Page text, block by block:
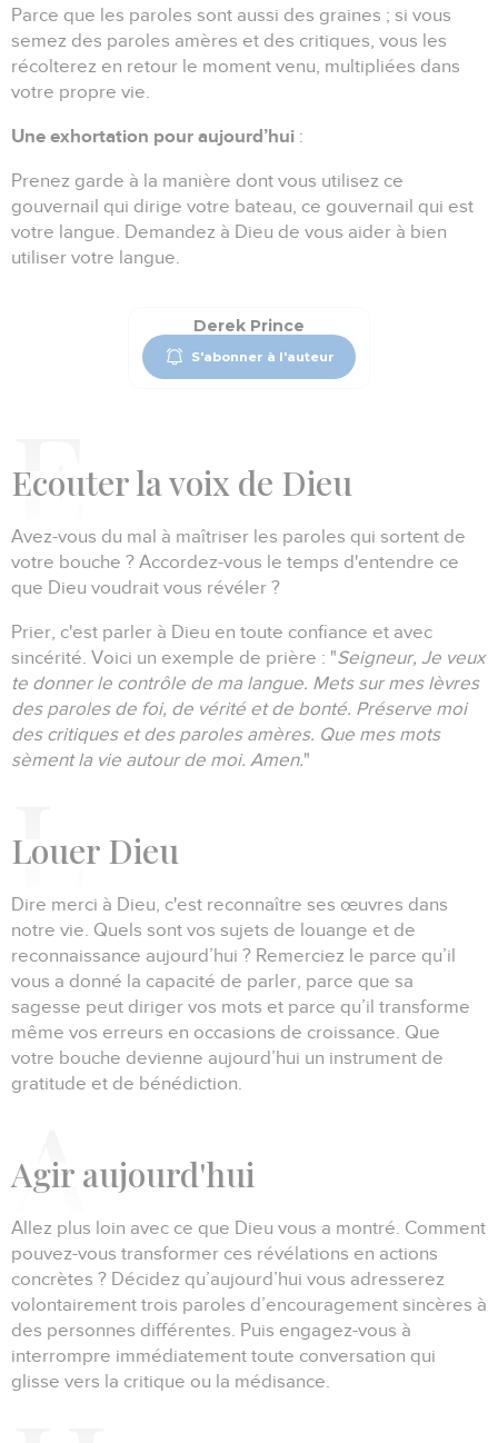
Parce que les paroles sont aussi des graines ; si vous
semez des paroles amères et des critiques, vous les
récolterez en retour le moment venu, multipliées dans
votre propre vie.
Une exhortation pour aujourd’hui :
Prenez garde à la manière dont vous utilisez ce
gouvernail qui dirige votre bateau, ce gouvernail qui est
votre langue. Demandez à Dieu de vous aider à bien
utiliser votre langue.
Derek Prince
S'abonner à l'auteur
Ecouter la voix de Dieu
Avez-vous du mal à maîtriser les paroles qui sortent de
votre bouche ? Accordez-vous le temps d'entendre ce
que Dieu voudrait vous révéler ?
Prier, c'est parler à Dieu en toute confiance et avec
sincérité. Voici un exemple de prière : "Seigneur, Je veux
te donner le contrôle de ma langue. Mets sur mes lèvres
des paroles de foi, de vérité et de bonté. Préserve moi
des critiques et des paroles amères. Que mes mots
sèment la vie autour de moi. Amen."
Louer Dieu
Dire merci à Dieu, c'est reconnaître ses œuvres dans
notre vie. Quels sont vos sujets de louange et de
reconnaissance aujourd’hui ? Remerciez le parce qu’il
vous a donné la capacité de parler, parce que sa
sagesse peut diriger vos mots et parce qu’il transforme
même vos erreurs en occasions de croissance. Que
votre bouche devienne aujourd’hui un instrument de
gratitude et de bénédiction.
Agir aujourd'hui
Allez plus loin avec ce que Dieu vous a montré. Comment
pouvez-vous transformer ces révélations en actions
concrètes ? Décidez qu’aujourd’hui vous adresserez
volontairement trois paroles d’encouragement sincères à
des personnes différentes. Puis engagez-vous à
interrompre immédiatement toute conversation qui
glisse vers la critique ou la médisance.